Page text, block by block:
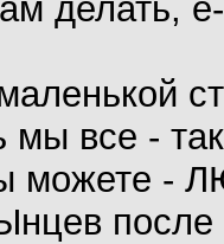
делать,
мы все -
можете -